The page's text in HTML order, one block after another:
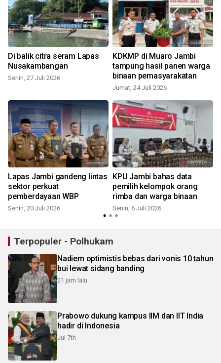
Di balik citra seram Lapas
Nusakambangan
Senin, 27 Juli 2026
KDKMP di Muaro Jambi
tampung hasil panen warga
binaan pemasyarakatan
Jumat, 24 Juli 2026
Lapas Jambi gandeng lintas
sektor perkuat
pemberdayaan WBP
Senin, 20 Juli 2026
KPU Jambi bahas data
pemilih kelompok orang
rimba dan warga binaan
Senin, 6 Juli 2026
Terpopuler - Polhukam
Nadiem optimistis bebas dari vonis 10 tahun
bui lewat sidang banding
21 jam lalu
Prabowo dukung kampus IIM dan IIT India
hadir di Indonesia
Jul 7th